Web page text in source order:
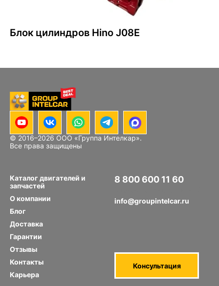
Блок цилиндров Hino J08E
© 2016–2026 ООО «Группа Интелкар».
Все права защищены
Каталог двигателей и
запчастей
О компании
Блог
Доставка
Гарантии
Отзывы
Контакты
Карьера
8 800 600 11 60
info@groupintelcar.ru
Консультация